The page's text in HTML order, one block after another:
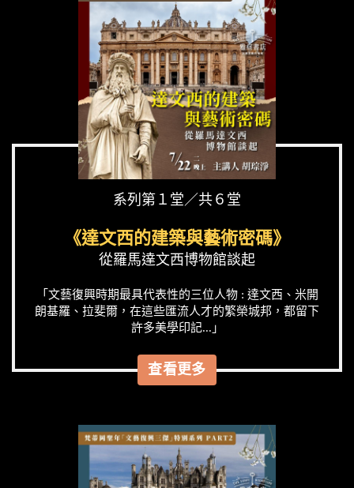
系列第１堂／共６堂
《達文西的建築與藝術密碼》
從羅馬達文西博物館談起
「文藝復興時期最具代表性的三位人物 : 達文西、米開
朗基羅、拉斐爾，在這些匯流人才的繁榮城邦，都留下
許多美學印記...」
查看更多